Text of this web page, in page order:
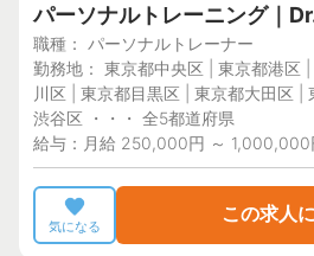
パーソナルトレーニング｜
職種： パーソナルトレーナー
勤務地： 東京都中央区 | 東京都港区
川区 | 東京都目黒区 | 東京都大田区 |
渋谷区 ・・・ 全5都道府県
給与：月給 250,000円 ～ 1,000,000
気になる
この求人